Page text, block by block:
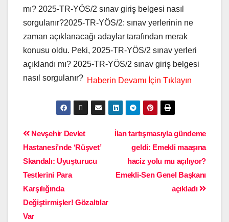
mı? 2025-TR-YÖS/2 sınav giriş belgesi nasıl
sorgulanır?2025-TR-YÖS/2: sınav yerlerinin ne
zaman açıklanacağı adaylar tarafından merak
konusu oldu. Peki, 2025-TR-YÖS/2 sınav yerleri
açıklandı mı? 2025-TR-YÖS/2 sınav giriş belgesi
nasıl sorgulanır?
İlan tartışmasıyla gündeme
geldi: Emekli maaşına
haciz yolu mu açılıyor?
Emekli-Sen Genel Başkanı
açıkladı
Nevşehir Devlet
Hastanesi’nde ‘Rüşvet’
Skandalı: Uyuşturucu
Testlerini Para
Karşılığında
Değiştirmişler! Gözaltılar
Var